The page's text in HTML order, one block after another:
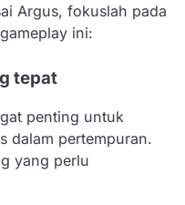
Argus, fokuslah pada
ini:
tepat
penting untuk
dalam pertempuran.
yang perlu